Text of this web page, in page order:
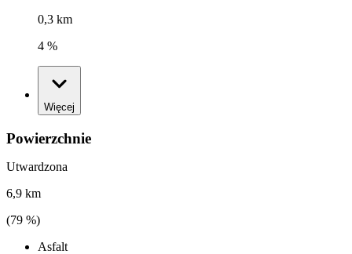
0,3 km
4 %
Więcej
Powierzchnie
Utwardzona
6,9 km
(79 %)
Asfalt